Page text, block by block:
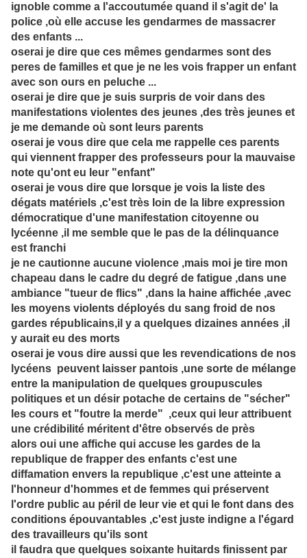
ignoble comme a l'accoutumée quand il s'agit de' la
police ,où elle accuse les gendarmes de massacrer
des enfants ...
oserai je dire que ces mêmes gendarmes sont des
peres de familles et que je ne les vois frapper un enfant
avec son ours en peluche ...
oserai je dire que je suis surpris de voir dans des
manifestations violentes des jeunes ,des très jeunes et
je me demande où sont leurs parents
oserai je vous dire que cela me rappelle ces parents
qui viennent frapper des professeurs pour la mauvaise
note qu'ont eu leur "enfant"
oserai je vous dire que lorsque je vois la liste des
dégats matériels ,c'est très loin de la libre expression
démocratique d'une manifestation citoyenne ou
lycéenne ,il me semble que le pas de la délinquance
est franchi
je ne cautionne aucune violence ,mais moi je tire mon
chapeau dans le cadre du degré de fatigue ,dans une
ambiance "tueur de flics" ,dans la haine affichée ,avec
les moyens violents déployés du sang froid de nos
gardes républicains,il y a quelques dizaines années ,il
y aurait eu des morts
oserai je vous dire aussi que les revendications de nos
lycéens peuvent laisser pantois ,une sorte de mélange
entre la manipulation de quelques groupuscules
politiques et un désir potache de certains de "sécher"
les cours et "foutre la merde" ,ceux qui leur attribuent
une crédibilité méritent d'être observés de près
alors oui une affiche qui accuse les gardes de la
republique de frapper des enfants c'est une
diffamation envers la republique ,c'est une atteinte a
l'honneur d'hommes et de femmes qui préservent
l'ordre public au péril de leur vie et qui le font dans des
conditions épouvantables ,c'est juste indigne a l'égard
des travailleurs qu'ils sont
il faudra que quelques soixante huitards finissent par